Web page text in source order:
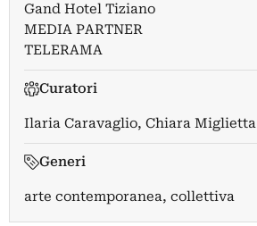
Gand Hotel Tiziano
MEDIA PARTNER
TELERAMA
Curatori
Ilaria Caravaglio, Chiara Miglietta
Generi
arte contemporanea, collettiva